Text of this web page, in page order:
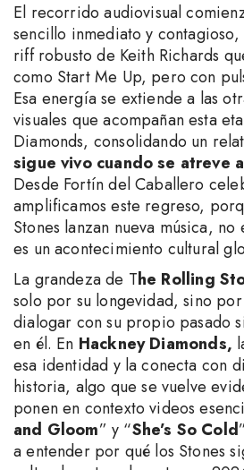
El recorrido audiovisual
sencillo inmediato y
riff robusto de Keith Richards
como Start Me Up, pero con
Esa energía se extiende a las
visuales que acompañan esta
Diamonds, consolidando un
sigue vivo cuando se atreve
Desde Fortín del Caballero
amplificamos este regreso,
Stones lanzan nueva música, no
es un acontecimiento cultural
La grandeza de The Rolling
solo por su longevidad, sino
dialogar con su propio pasado
en él. En Hackney Diamonds,
esa identidad y la conecta con
historia, algo que se vuelve
ponen en contexto videos
and Gloom” y “She’s So Cold
a entender por qué los Stones